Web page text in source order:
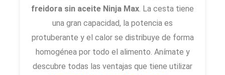
freidora sin aceite Ninja Max. La cesta tiene
una gran capacidad, la potencia es
protuberante y el calor se distribuye de forma
homogénea por todo el alimento. Anímate y
descubre todas las ventajas que tiene utilizar